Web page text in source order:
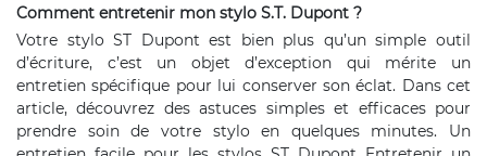
Comment entretenir mon stylo S.T. Dupont ?
Votre stylo ST Dupont est bien plus qu’un simple outil
d’écriture, c’est un objet d’exception qui mérite un
entretien spécifique pour lui conserver son éclat. Dans cet
article, découvrez des astuces simples et efficaces pour
prendre soin de votre stylo en quelques minutes. Un